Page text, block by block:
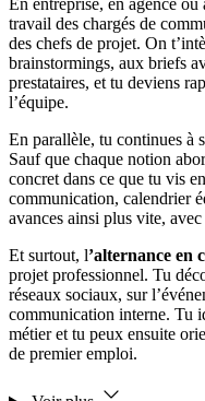
En entreprise, en agence
travail des chargés de
des chefs de projet. On
brainstormings, aux briefs
prestataires, et tu deviens
l’équipe.
En parallèle, tu continues à
Sauf que chaque notion
concret dans ce que tu vis
communication, calendrier
avances ainsi plus vite,
Et surtout, l’alternance en
projet professionnel. Tu
réseaux sociaux, sur
communication interne. Tu
métier et tu peux ensuite
de premier emploi.